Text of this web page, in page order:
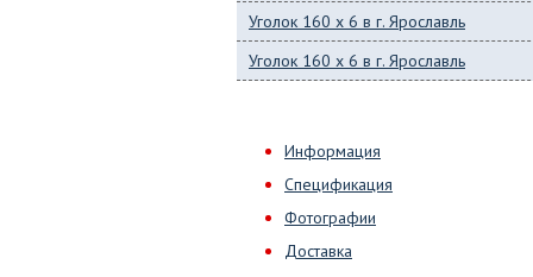
Уголок 160 x 6 в г. Ярославль
Уголок 160 x 6 в г. Ярославль
Информация
Спецификация
Фотографии
Доставка